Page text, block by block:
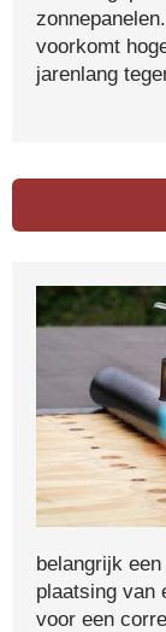
voorkomt
jarenlang
belangrijk
plaatsing van
voor een